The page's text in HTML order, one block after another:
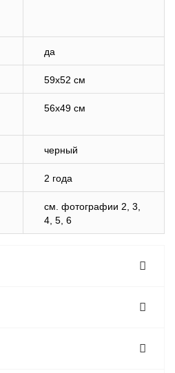
да
59х52 см
56х49 см
черный
2 года
cм. фотографии 2, 3,
4, 5, 6